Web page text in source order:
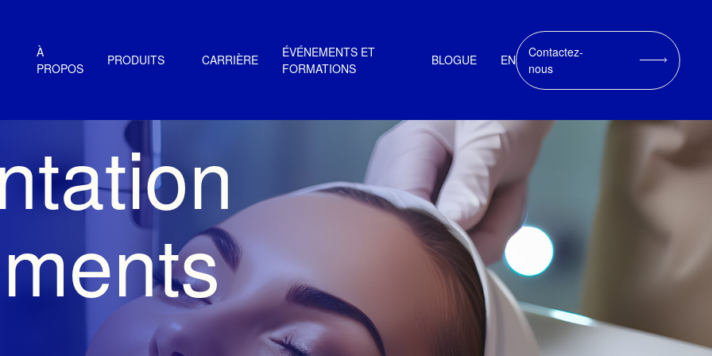
À
PROPOS
PRODUITS CARRIÈRE
ÉVÉNEMENTS ET
FORMATIONS
BLOGUE EN
Contactez-
nous